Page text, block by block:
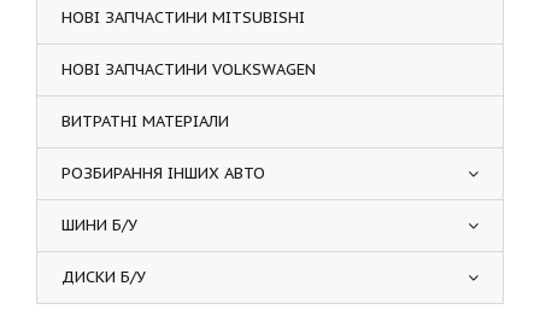
НОВІ ЗАПЧАСТИНИ MITSUBISHI
НОВІ ЗАПЧАСТИНИ VOLKSWAGEN
ВИТРАТНІ МАТЕРІАЛИ
РОЗБИРАННЯ ІНШИХ АВТО
ШИНИ Б/У
ДИСКИ Б/У